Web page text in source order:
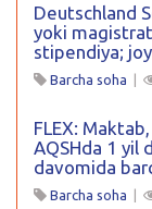
Deutschland
yoki
stipendiya;
Barcha soha |
FLEX:
AQSHda 1 yil
davomida
Barcha soha |